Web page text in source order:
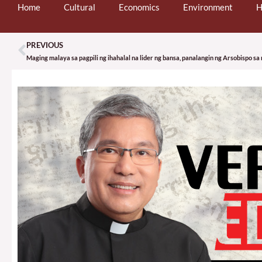
Home Cultural Economics Environment
Prev
PREVIOUS
Maging malaya sa pagpili ng ihahalal na lider ng bansa, panalangin ng Arsobispo sa